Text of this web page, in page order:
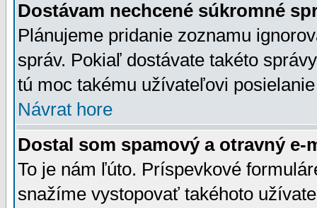
Dostávam nechcené súkromné
Plánujeme pridanie zoznamu
správ. Pokiaľ dostávate takéto
tú moc takému užívateľovi
Návrat hore
Dostal som spamový a otravný e-
To je nám ľúto. Príspevkové
snažíme vystopovať takéhoto